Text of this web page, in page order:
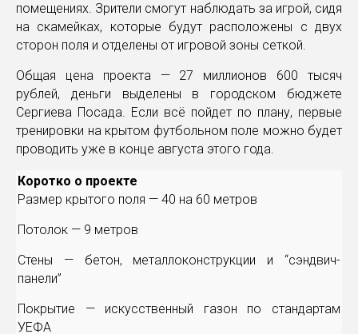
помещениях. Зрители смогут наблюдать за игрой, сидя
на скамейках, которые будут расположены с двух
сторон поля и отделены от игровой зоны сеткой.
Общая цена проекта — 27 миллионов 600 тысяч
рублей, деньги выделены в городском бюджете
Сергиева Посада. Если всё пойдет по плану, первые
тренировки на крытом футбольном поле можно будет
проводить уже в конце августа этого года.
Коротко о проекте
Размер крытого поля — 40 на 60 метров
Потолок — 9 метров
Стены — бетон, металлоконструкции и “сэндвич-
панели”
Покрытие — искусственный газон по стандартам
УЕФА